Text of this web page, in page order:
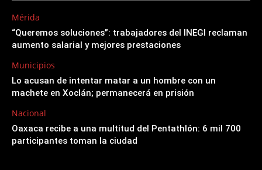
Mérida
“Queremos soluciones”: trabajadores del INEGI reclaman
aumento salarial y mejores prestaciones
Municipios
Lo acusan de intentar matar a un hombre con un
machete en Xoclán; permanecerá en prisión
Nacional
Oaxaca recibe a una multitud del Pentathlón: 6 mil 700
participantes toman la ciudad